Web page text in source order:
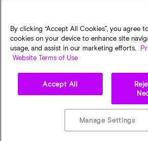
Micron Technology, Inc. 保留所有權利。資訊、產
通知。所有提供之資訊皆以「現況」為基準，不提供任何形
例。Micron、Micron 標誌及其他所有 Micron 商標皆為
By clicking “Accept All Cookies”, you agree
cookies on your device to enhance site
usage, and assist in our marketing efforts.
Website Terms of Use
Accept All
Manage Settings